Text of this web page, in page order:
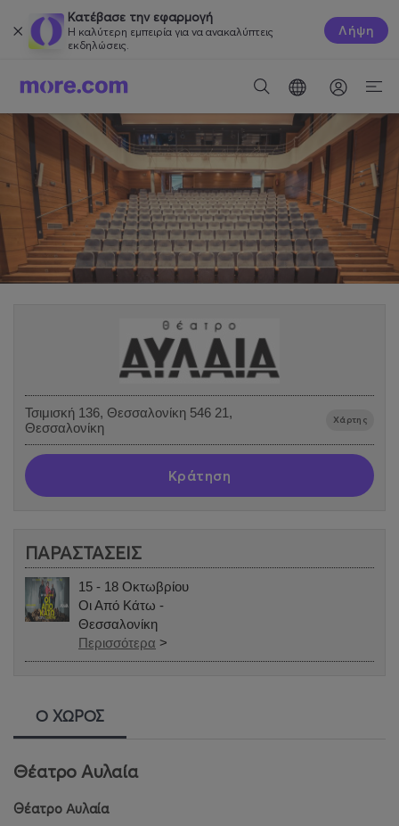
Κατέβασε την εφαρμογή
Η καλύτερη εμπειρία για να ανακαλύπτεις
εκδηλώσεις.
Λήψη
Τσιμισκή 136, Θεσσαλονίκη 546 21,
Θεσσαλονίκη
Χάρτης
Κράτηση
ΠΑΡΑΣΤΑΣΕΙΣ
15 - 18 Οκτωβρίου
Οι Από Κάτω -
Θεσσαλονίκη
Περισσότερα >
Ο ΧΩΡΟΣ
Θέατρο Αυλαία
Θέατρο Αυλαία